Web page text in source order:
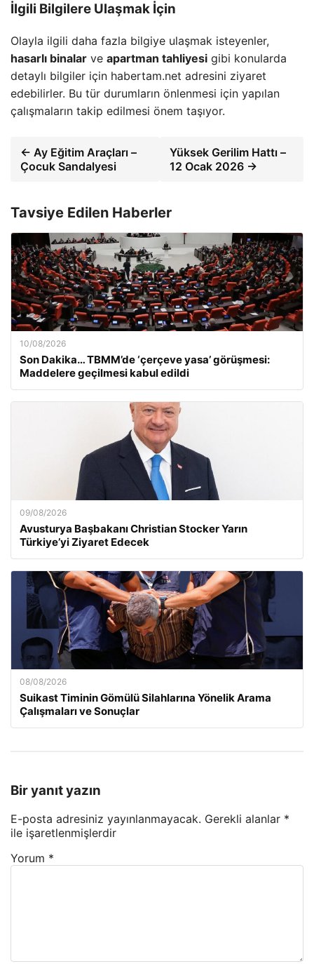
İlgili Bilgilere Ulaşmak İçin
Olayla ilgili daha fazla bilgiye ulaşmak isteyenler,
hasarlı binalar ve apartman tahliyesi gibi konularda
detaylı bilgiler için habertam.net adresini ziyaret
edebilirler. Bu tür durumların önlenmesi için yapılan
çalışmaların takip edilmesi önem taşıyor.
← Ay Eğitim Araçları –
Çocuk Sandalyesi
Yüksek Gerilim Hattı –
12 Ocak 2026 →
Tavsiye Edilen Haberler
10/08/2026
Son Dakika… TBMM’de ‘çerçeve yasa’ görüşmesi:
Maddelere geçilmesi kabul edildi
09/08/2026
Avusturya Başbakanı Christian Stocker Yarın
Türkiye’yi Ziyaret Edecek
08/08/2026
Suikast Timinin Gömülü Silahlarına Yönelik Arama
Çalışmaları ve Sonuçlar
Bir yanıt yazın
E-posta adresiniz yayınlanmayacak. Gerekli alanlar *
ile işaretlenmişlerdir
Yorum *